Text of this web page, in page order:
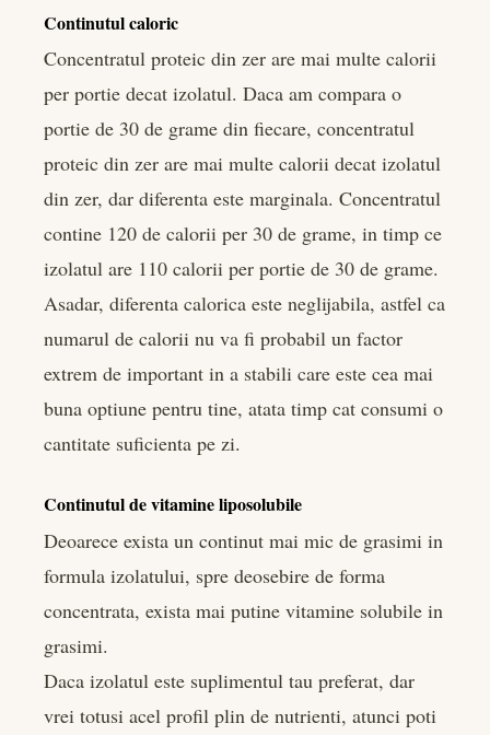
Continutul caloric
Concentratul proteic din zer are mai multe calorii
per portie decat izolatul. Daca am compara o
portie de 30 de grame din fiecare, concentratul
proteic din zer are mai multe calorii decat izolatul
din zer, dar diferenta este marginala. Concentratul
contine 120 de calorii per 30 de grame, in timp ce
izolatul are 110 calorii per portie de 30 de grame.
Asadar, diferenta calorica este neglijabila, astfel ca
numarul de calorii nu va fi probabil un factor
extrem de important in a stabili care este cea mai
buna optiune pentru tine, atata timp cat consumi o
cantitate suficienta pe zi.
Continutul de vitamine liposolubile
Deoarece exista un continut mai mic de grasimi in
formula izolatului, spre deosebire de forma
concentrata, exista mai putine vitamine solubile in
grasimi.
Daca izolatul este suplimentul tau preferat, dar
vrei totusi acel profil plin de nutrienti, atunci poti